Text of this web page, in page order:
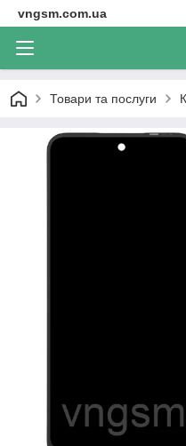
vngsm.com.ua
Товари та послуги